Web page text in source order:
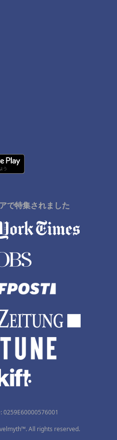
で特集されました
0259Ε60000576001
All rights reserved.